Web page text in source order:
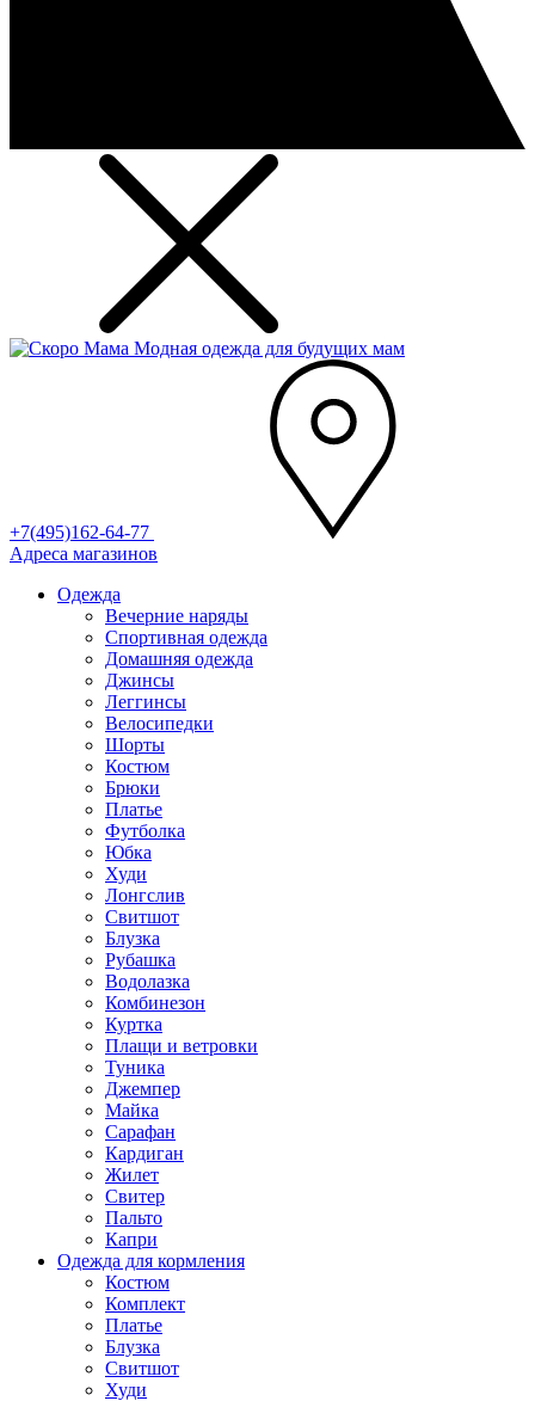
Модная одежда для будущих мам
+7(495)162-64-77
Адреса магазинов
Одежда
Вечерние наряды
Спортивная одежда
Домашняя одежда
Джинсы
Леггинсы
Велосипедки
Шорты
Костюм
Брюки
Платье
Футболка
Юбка
Худи
Лонгслив
Свитшот
Блузка
Рубашка
Водолазка
Комбинезон
Куртка
Плащи и ветровки
Туника
Джемпер
Майка
Сарафан
Кардиган
Жилет
Свитер
Пальто
Капри
Одежда для кормления
Костюм
Комплект
Платье
Блузка
Свитшот
Худи